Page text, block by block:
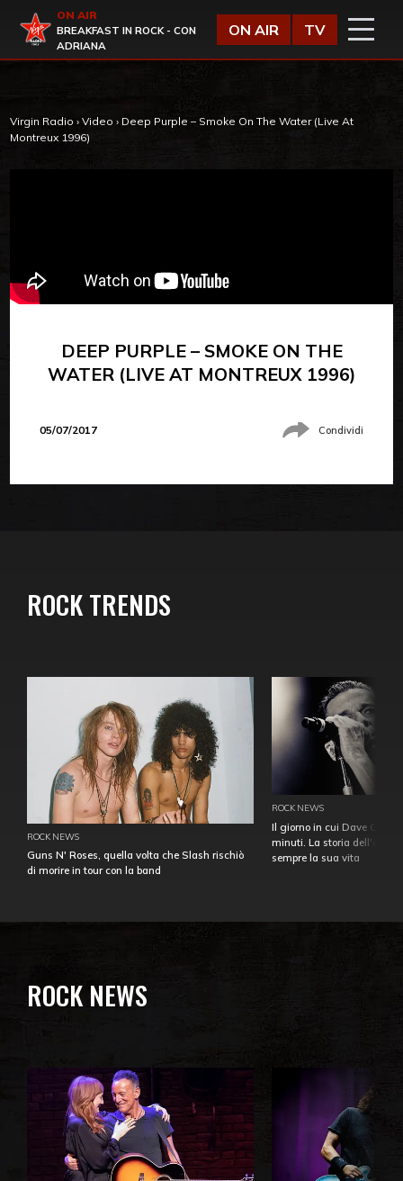
Virgin Radio
ON AIR
BREAKFAST IN ROCK - CON
ADRIANA
ON AIR TV
Virgin Radio › Video › Deep Purple – Smoke On The Water (Live At
Montreux 1996)
DEEP PURPLE – SMOKE ON THE
WATER (LIVE AT MONTREUX 1996)
05/07/2017 Condividi
ROCK TRENDS
ROCK NEWS
Guns N' Roses, quella volta che Slash rischiò
di morire in tour con la band
ROCK NEWS
Il giorno in cui Dave
minuti. La storia
sempre la sua vita
ROCK NEWS